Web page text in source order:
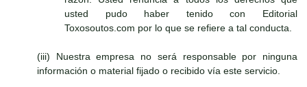
usted pudo haber tenido con Editorial
Toxosoutos.com por lo que se refiere a tal conducta.
(iii) Nuestra empresa no será responsable por ninguna
información o material fijado o recibido vía este servicio.